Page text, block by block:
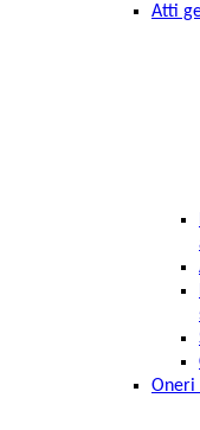
Atti
Oneri